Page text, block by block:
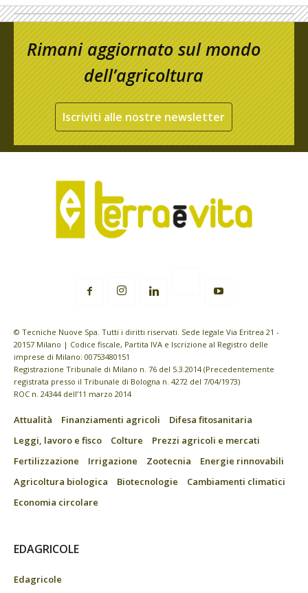
Rimani aggiornato sul mondo
dell’agricoltura
Iscriviti alle nostre newsletter
© Tecniche Nuove Spa. Tutti i diritti riservati. Sede legale Via Eritrea 21 -
20157 Milano | Codice fiscale, Partita IVA e Iscrizione al Registro delle
imprese di Milano: 00753480151
Registrazione Tribunale di Milano n. 76 del 5.3.2014 (Precedentemente
registrata presso il Tribunale di Bologna n. 4272 del 7/04/1973)
ROC n. 24344 dell’11 marzo 2014
Attualità Finanziamenti agricoli
Difesa fitosanitaria
Leggi, lavoro e fisco
Colture
Prezzi agricoli e mercati
Fertilizzazione
Irrigazione Zootecnia
Energie rinnovabili
Agricoltura biologica
Biotecnologie
Cambiamenti climatici
Economia circolare
EDAGRICOLE
Edagricole